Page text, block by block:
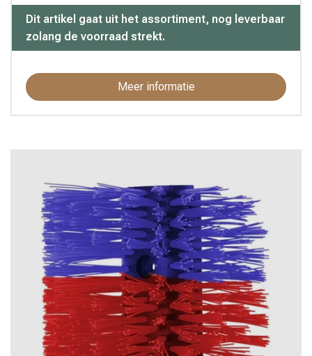
Dit artikel gaat uit het assortiment, nog leverbaar
zolang de voorraad strekt.
Meer informatie